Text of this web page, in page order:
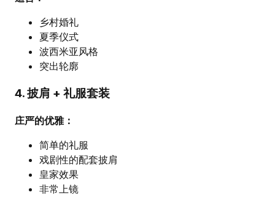
乡村婚礼
夏季仪式
波西米亚风格
突出轮廓
4. 披肩 + 礼服套装
庄严的优雅：
简单的礼服
戏剧性的配套披肩
皇家效果
非常上镜